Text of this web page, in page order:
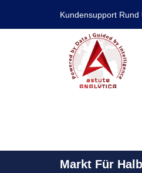
Kundensupport Rund
Markt Für